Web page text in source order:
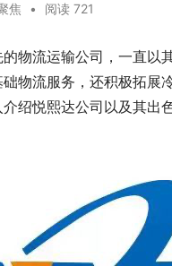
焦 • 阅读 721
物流运输公司，一直以
物流服务，还积极拓展
绍悦熙达公司以及其出色